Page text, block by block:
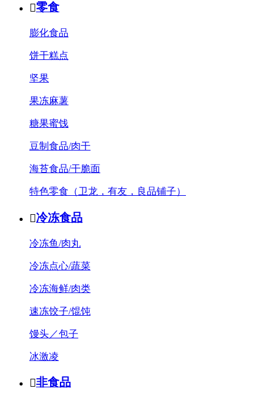
零食
膨化食品
饼干糕点
坚果
果冻麻薯
糖果蜜饯
豆制食品/肉干
海苔食品/干脆面
特色零食（卫龙，有友，良品铺子）
冷冻食品
冷冻鱼/肉丸
冷冻点心/蔬菜
冷冻海鲜/肉类
速冻饺子/馄饨
馒头／包子
冰激凌
非食品